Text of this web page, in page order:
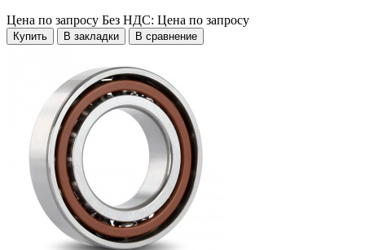
Цена по запросу Без НДС: Цена по запросу
Купить В закладки В сравнение